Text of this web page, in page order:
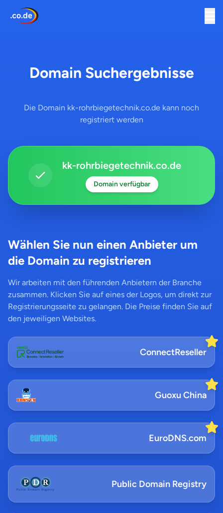
Domain Suchergebnisse
Die Domain kk-rohrbiegetechnik.co.de kann noch
registriert werden
kk-rohrbiegetechnik.co.de
Domain verfügbar
Wählen Sie nun einen Anbieter um
die Domain zu registrieren
Wir arbeiten mit den führenden Anbietern der Branche
zusammen. Klicken Sie auf eines der Logos, um direkt zur
Registrierungsseite zu gelangen. Die Preise finden Sie auf
den jeweiligen Websites.
ConnectReseller
Guoxu China
EuroDNS.com
Public Domain Registry